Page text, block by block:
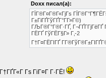
Doxx писал(а):
ГЇГ®Г¤Г®Г«ГјГѕ
Г±ГіГҐГўГҐГ°Г­Г»Г©)
ГЉГ®Г°Г®Г·ГҐ, Г¬ГҐГ­ГјГёГҐ
ГЁГҐ ГўГЁГ§Г» Г‚-2
Г†Г¤ГЁГІГҐ
Г†ГҐГ«Г Гѕ ГіГ¤Г Г·ГЁ!